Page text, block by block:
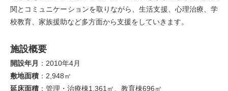
関とコミュニケーションを取りながら、生活支援、心理治療、学
校教育、家族援助など多方面から支援をしていきます。
施設概要
開設年月
：2010年4月
敷地面積 ：2,948㎡
延床面積 ：管理・治療棟1,361㎡、教育棟696㎡